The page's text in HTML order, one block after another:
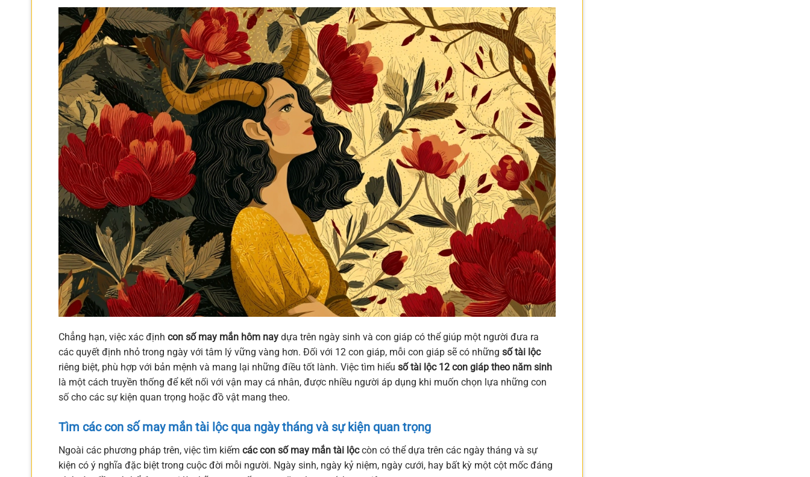
Chẳng hạn, việc xác định con số may mắn hôm nay dựa trên ngày sinh và con giáp có thể giúp một người đưa ra
các quyết định nhỏ trong ngày với tâm lý vững vàng hơn. Đối với 12 con giáp, mỗi con giáp sẽ có những số tài lộc
riêng biệt, phù hợp với bản mệnh và mang lại những điều tốt lành. Việc tìm hiểu số tài lộc 12 con giáp theo năm sinh
là một cách truyền thống để kết nối với vận may cá nhân, được nhiều người áp dụng khi muốn chọn lựa những con
số cho các sự kiện quan trọng hoặc đồ vật mang theo.
Tìm các con số may mắn tài lộc qua ngày tháng và sự kiện quan trọng
Ngoài các phương pháp trên, việc tìm kiếm các con số may mắn tài lộccòn có thể dựa trên các ngày tháng và sự
kiện có ý nghĩa đặc biệt trong cuộc đời mỗi người. Ngày sinh, ngày kỷ niệm, ngày cưới, hay bất kỳ một cột mốc đáng